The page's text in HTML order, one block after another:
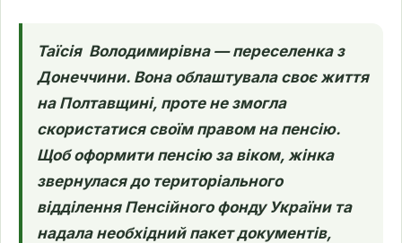
Таїсія Володимирівна — переселенка з
Донеччини. Вона облаштувала своє життя
на Полтавщині, проте не змогла
скористатися своїм правом на пенсію.
Щоб оформити пенсію за віком, жінка
звернулася до територіального
відділення Пенсійного фонду України та
надала необхідний пакет документів,